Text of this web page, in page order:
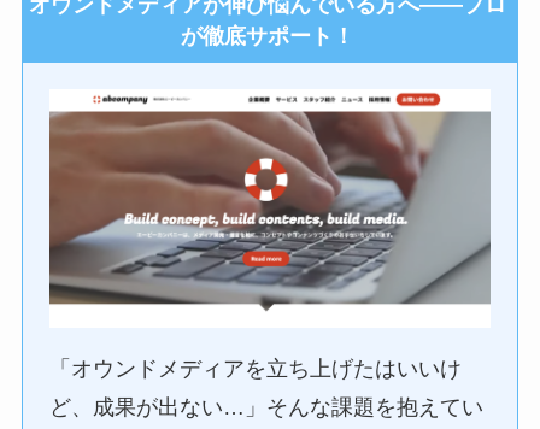
オウンドメディアが伸び悩んでいる方へ――プロ
が徹底サポート！
「オウンドメディアを立ち上げたはいいけ
ど、成果が出ない…」そんな課題を抱えてい